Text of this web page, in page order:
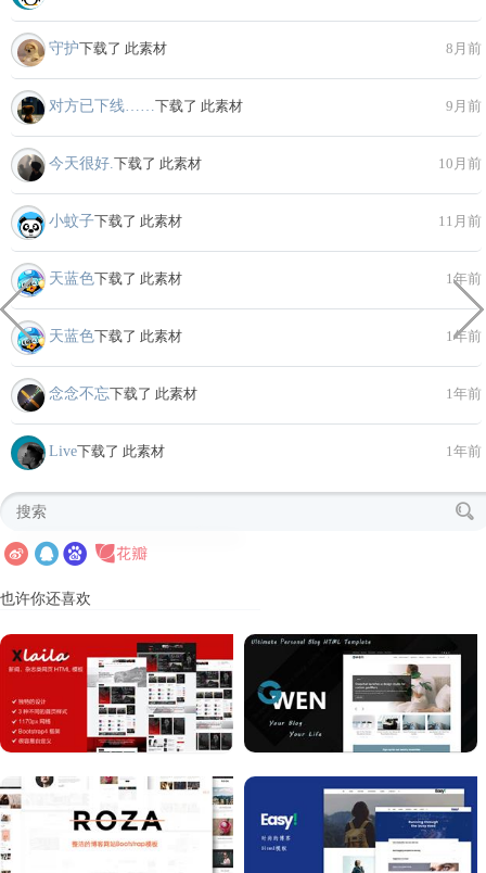
守护下载了 此素材 8月前
对方已下线…… 下载了 此素材 9月前
今天很好. 下载了 此素材 10月前
小蚊子下载了 此素材 11月前
天蓝色下载了 此素材 1年前
天蓝色下载了 此素材 1年前
念念不忘下载了 此素材 1年前
Live下载了 此素材 1年前
也许你还喜欢